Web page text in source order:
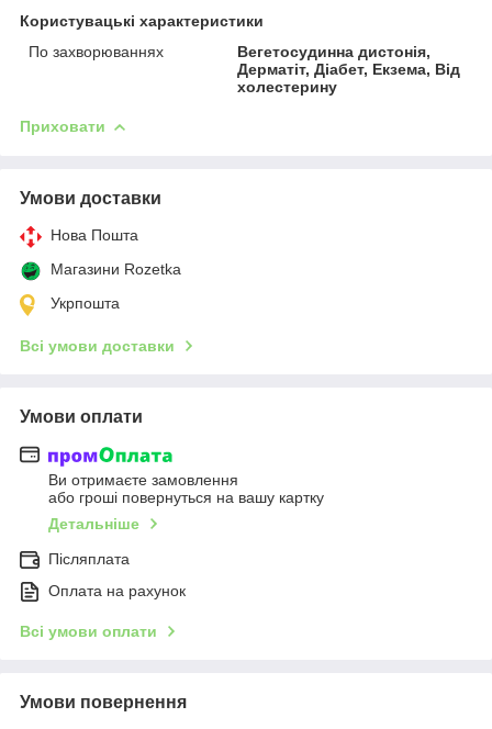
Користувацькі характеристики
По захворюваннях
Вегетосудинна дистонія,
Дерматіт, Діабет, Екзема, Від
холестерину
Приховати
Умови доставки
Нова Пошта
Магазини Rozetka
Укрпошта
Всі умови доставки
Умови оплати
Ви отримаєте замовлення
або гроші повернуться на вашу картку
Детальніше
Післяплата
Оплата на рахунок
Всі умови оплати
Умови повернення